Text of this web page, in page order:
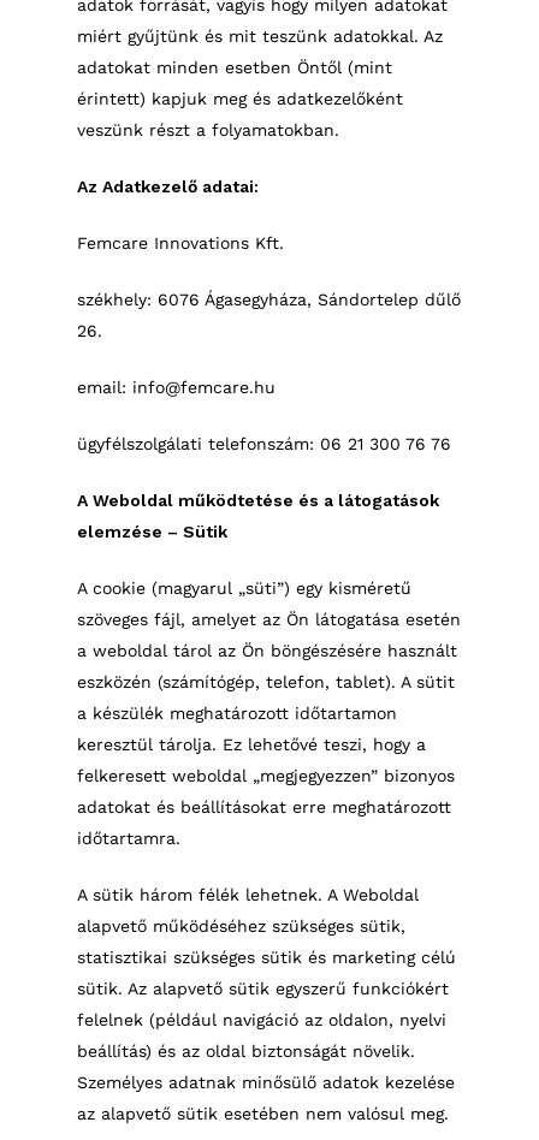
adatok forrását, vagyis hogy milyen adatokat
miért gyűjtünk és mit teszünk adatokkal. Az
adatokat minden esetben Öntől (mint
érintett) kapjuk meg és adatkezelőként
veszünk részt a folyamatokban.
Az Adatkezelő adatai:
Femcare Innovations Kft.
székhely: 6076 Ágasegyháza, Sándortelep dűlő
26.
email: info@femcare.hu
ügyfélszolgálati telefonszám: 06 21 300 76 76
A Weboldal működtetése és a látogatások
elemzése – Sütik
A cookie (magyarul „süti”) egy kisméretű
szöveges fájl, amelyet az Ön látogatása esetén
a weboldal tárol az Ön böngészésére használt
eszközén (számítógép, telefon, tablet). A sütit
a készülék meghatározott időtartamon
keresztül tárolja. Ez lehetővé teszi, hogy a
felkeresett weboldal „megjegyezzen” bizonyos
adatokat és beállításokat erre meghatározott
időtartamra.
A sütik három félék lehetnek. A Weboldal
alapvető működéséhez szükséges sütik,
statisztikai szükséges sütik és marketing célú
sütik. Az alapvető sütik egyszerű funkciókért
felelnek (például navigáció az oldalon, nyelvi
beállítás) és az oldal biztonságát növelik.
Személyes adatnak minősülő adatok kezelése
az alapvető sütik esetében nem valósul meg.